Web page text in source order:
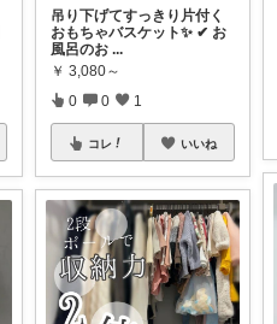
吊り下げてすっきり片付く
おもちゃバスケット✨ ✔ お
風呂のお ...
￥ 3,080～
0 0 1
コレ いいね